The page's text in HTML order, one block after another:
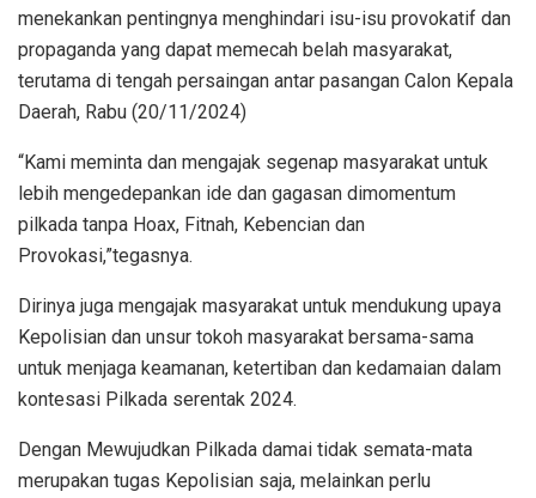
menekankan pentingnya menghindari isu-isu provokatif dan
propaganda yang dapat memecah belah masyarakat,
terutama di tengah persaingan antar pasangan Calon Kepala
Daerah, Rabu (20/11/2024)
“Kami meminta dan mengajak segenap masyarakat untuk
lebih mengedepankan ide dan gagasan dimomentum
pilkada tanpa Hoax, Fitnah, Kebencian dan
Provokasi,”tegasnya.
Dirinya juga mengajak masyarakat untuk mendukung upaya
Kepolisian dan unsur tokoh masyarakat bersama-sama
untuk menjaga keamanan, ketertiban dan kedamaian dalam
kontesasi Pilkada serentak 2024.
Dengan Mewujudkan Pilkada damai tidak semata-mata
merupakan tugas Kepolisian saja, melainkan perlu